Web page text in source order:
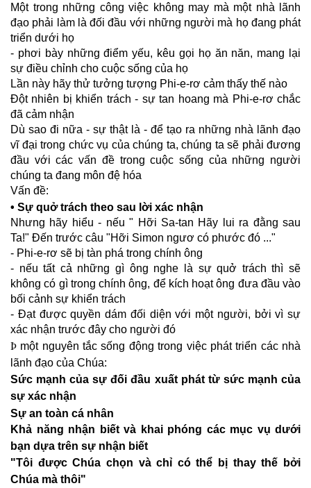
Một trong những công việc không may mà một nhà lãnh
đạo phải làm là đối đầu với những người mà họ đang phát
triển dưới họ
- phơi bày những điểm yếu, kêu gọi họ ăn năn, mang lại
sự điều chỉnh cho cuộc sống của họ
Lần này hãy thử tưởng tượng Phi-e-rơ cảm thấy thế nào
Đột nhiên bị khiển trách - sự tan hoang mà Phi-e-rơ chắc
đã cảm nhận
Dù sao đi nữa - sự thật là - để tạo ra những nhà lãnh đạo
vĩ đại trong chức vụ của chúng ta, chúng ta sẽ phải đương
đầu với các vấn đề trong cuộc sống của những người
chúng ta đang môn đệ hóa
Vấn đề:
• Sự quở trách theo sau lời xác nhận
Nhưng hãy hiểu - nếu " Hỡi Sa-tan Hãy lui ra đằng sau
Ta!" Đến trước câu "Hỡi Simon ngươ có phước đó ..."
- Phi-e-rơ sẽ bị tàn phá trong chính ông
- nếu tất cả những gì ông nghe là sự quở trách thì sẽ
không có gì trong chính ông, để kích hoạt ông đưa đầu vào
bối cảnh sự khiển trách
- Đạt được quyền dám đối diện với một người, bởi vì sự
xác nhận trước đây cho người đó
Þ một nguyên tắc sống động trong việc phát triển các nhà
lãnh đạo của Chúa:
Sức mạnh của sự đối đầu xuất phát từ sức mạnh của
sự xác nhận
Sự an toàn cá nhân
Khả năng nhận biết và khai phóng các mục vụ dưới
bạn dựa trên sự nhận biết
"Tôi được Chúa chọn và chỉ có thể bị thay thế bởi
Chúa mà thôi"